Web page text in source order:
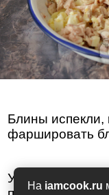
На iamcook.ru
Блины испекли,
фаршировать
Уложите блин